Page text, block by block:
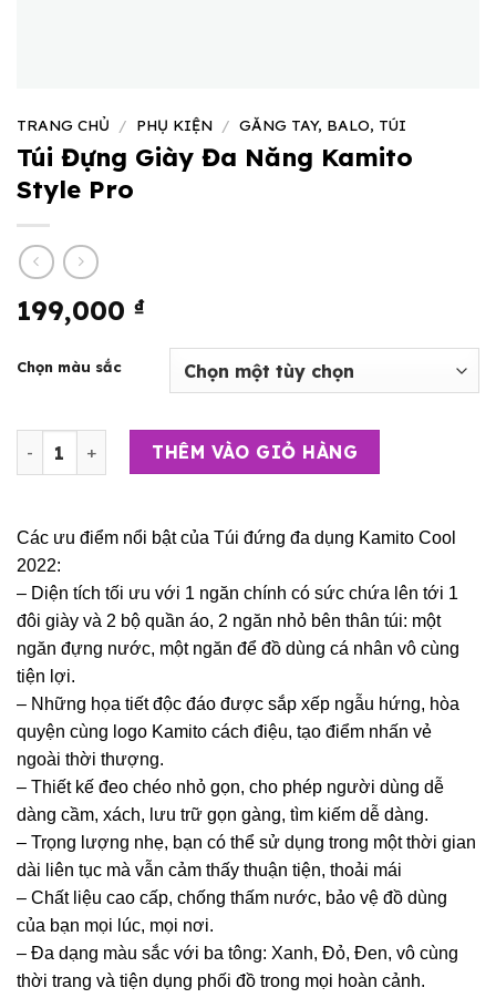
TRANG CHỦ / PHỤ KIỆN / GĂNG TAY, BALO, TÚI
Túi Đựng Giày Đa Năng Kamito
Style Pro
199,000 ₫
Chọn màu sắc
Túi Đựng Giày Đa Năng Kamito Style Pro số lượng
THÊM VÀO GIỎ HÀNG
Các ưu điểm nổi bật của Túi đứng đa dụng Kamito Cool
2022:
– Diện tích tối ưu với 1 ngăn chính có sức chứa lên tới 1
đôi giày và 2 bộ quần áo, 2 ngăn nhỏ bên thân túi: một
ngăn đựng nước, một ngăn để đồ dùng cá nhân vô cùng
tiện lợi.
– Những họa tiết độc đáo được sắp xếp ngẫu hứng, hòa
quyện cùng logo Kamito cách điệu, tạo điểm nhấn vẻ
ngoài thời thượng.
– Thiết kế đeo chéo nhỏ gọn, cho phép người dùng dễ
dàng cầm, xách, lưu trữ gọn gàng, tìm kiếm dễ dàng.
– Trọng lượng nhẹ, bạn có thể sử dụng trong một thời gian
dài liên tục mà vẫn cảm thấy thuận tiện, thoải mái
– Chất liệu cao cấp, chống thấm nước, bảo vệ đồ dùng
của bạn mọi lúc, mọi nơi.
– Đa dạng màu sắc với ba tông: Xanh, Đỏ, Đen, vô cùng
thời trang và tiện dụng phối đồ trong mọi hoàn cảnh.